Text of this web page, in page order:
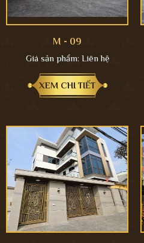
M - 09
Giá sản phẩm: Liên hệ
XEM CHI TIẾT